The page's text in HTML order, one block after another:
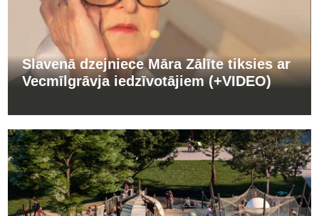
Slavenā dzejniece Māra Zālīte tiksies ar
Vecmīlgrāvja iedzīvotājiem (+VIDEO)